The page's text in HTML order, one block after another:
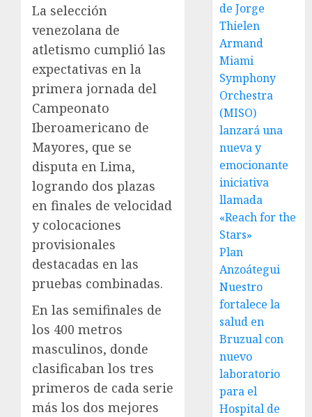
La selección
venezolana de
atletismo cumplió las
expectativas en la
primera jornada del
Campeonato
Iberoamericano de
Mayores, que se
disputa en Lima,
logrando dos plazas
en finales de velocidad
y colocaciones
provisionales
destacadas en las
pruebas combinadas.
En las semifinales de
los 400 metros
masculinos, donde
clasificaban los tres
primeros de cada serie
más los dos mejores
de Jorge
Thielen
Armand
Miami
Symphony
Orchestra
(MISO)
lanzará una
nueva y
emocionante
iniciativa
llamada
«Reach for the
Stars»
Plan
Anzoátegui
Nuestro
fortalece la
salud en
Bruzual con
nuevo
laboratorio
para el
Hospital de